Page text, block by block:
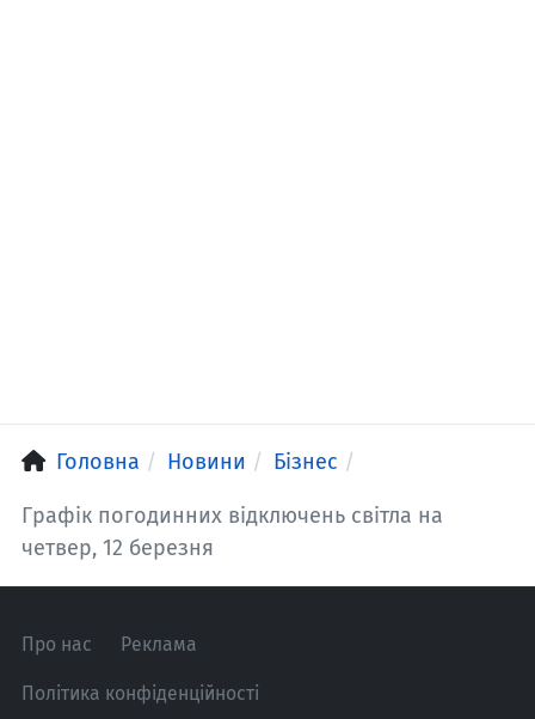
Головна Новини Бізнес
Графік погодинних відключень світла на
четвер, 12 березня
Про нас Реклама
Політика конфіденційності